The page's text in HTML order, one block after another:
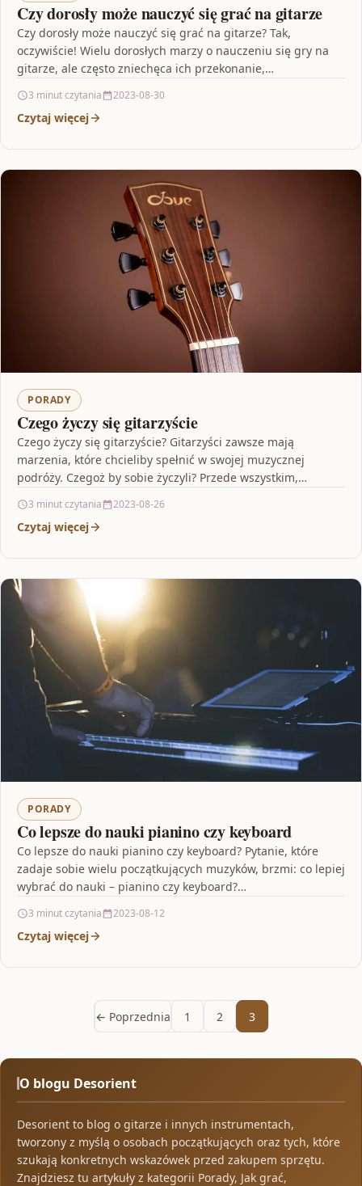
Czy dorosły może nauczyć się grać na gitarze
Czy dorosły może nauczyć się grać na gitarze? Tak,
oczywiście! Wielu dorosłych marzy o nauczeniu się gry na
gitarze, ale często zniechęca ich przekonanie,…
3 minut czytania 2023-08-30
Czytaj więcej
PORADY
Czego życzy się gitarzyście
Czego życzy się gitarzyście? Gitarzyści zawsze mają
marzenia, które chcieliby spełnić w swojej muzycznej
podróży. Czegoż by sobie życzyli? Przede wszystkim,
3 minut czytania 2023-08-26
Czytaj więcej
PORADY
Co lepsze do nauki pianino czy keyboard
Co lepsze do nauki pianino czy keyboard? Pytanie, które
zadaje sobie wielu początkujących muzyków, brzmi: co lepiej
wybrać do nauki – pianino czy keyboard?…
3 minut czytania 2023-08-12
Czytaj więcej
← Poprzednia 1 2 3
O blogu Desorient
Desorient to blog o gitarze i innych instrumentach,
tworzony z myślą o osobach początkujących oraz tych, które
szukają konkretnych wskazówek przed zakupem sprzętu.
Znajdziesz tu artykuły z kategorii Porady, Jak grać,